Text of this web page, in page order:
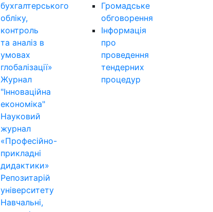
бухгалтерського
обліку,
контроль
та аналіз в
умовах
глобалізації»
Журнал
"Інноваційна
економіка"
Науковий
журнал
«Професійно-
прикладні
дидактики»
Репозитарій
університету
Навчальні,
Громадське
обговорення
Інформація
про
проведення
тендерних
процедур